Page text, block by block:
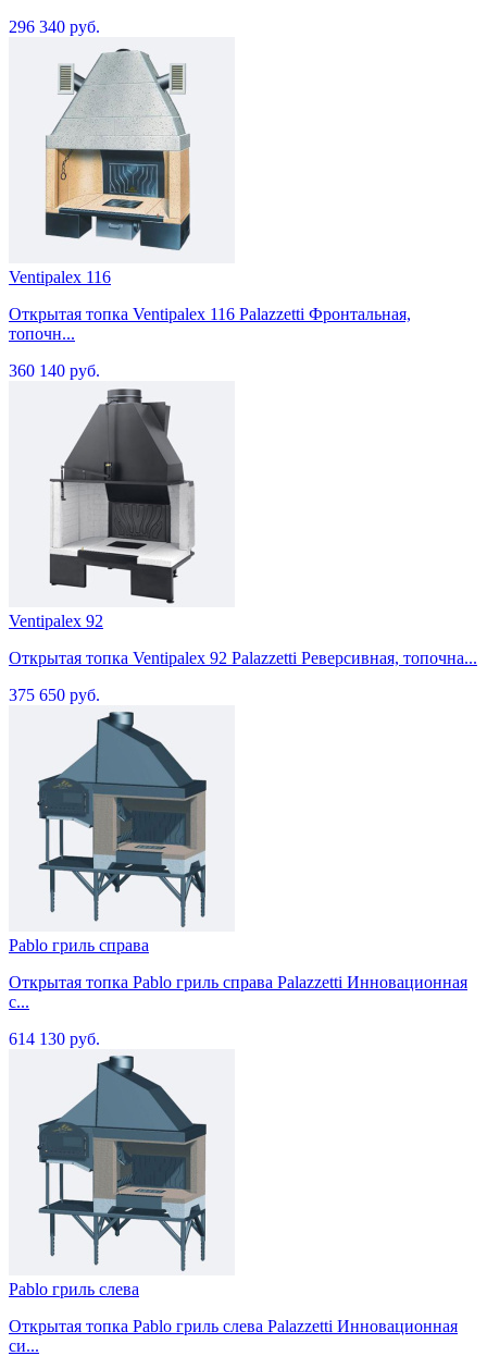
296 340 руб.
Ventipalex 116
Открытая топка Ventipalex 116 Palazzetti Фронтальная,
топочн...
360 140 руб.
Ventipalex 92
Открытая топка Ventipalex 92 Palazzetti Реверсивная, топочна...
375 650 руб.
Pablo гриль справа
Открытая топка Pablo гриль справа Palazzetti Инновационная
с...
614 130 руб.
Pablo гриль слева
Открытая топка Pablo гриль слева Palazzetti Инновационная
си...